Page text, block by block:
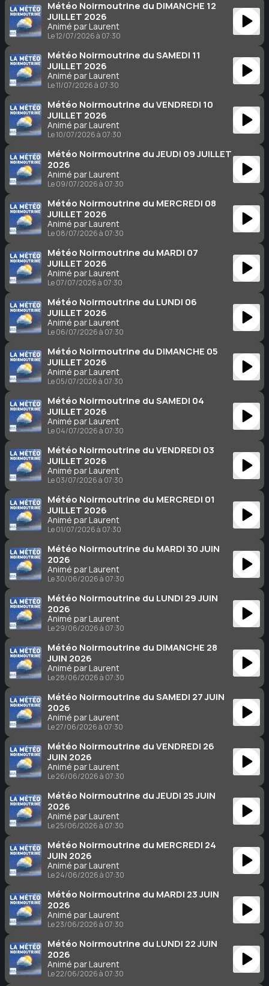
Météo Noirmoutrine du DIMANCHE 12
JUILLET 2026
Animé par Laurent
Le 12/07/2026 à 07:30
Météo Noirmoutrine du SAMEDI 11
JUILLET 2026
Animé par Laurent
Le 11/07/2026 à 07:30
Météo Noirmoutrine du VENDREDI 10
JUILLET 2026
Animé par Laurent
Le 10/07/2026 à 07:30
Météo Noirmoutrine du JEUDI 09 JUILLET
2026
Animé par Laurent
Le 09/07/2026 à 07:30
Météo Noirmoutrine du MERCREDI 08
JUILLET 2026
Animé par Laurent
Le 08/07/2026 à 07:30
Météo Noirmoutrine du MARDI 07
JUILLET 2026
Animé par Laurent
Le 07/07/2026 à 07:30
Météo Noirmoutrine du LUNDI 06
JUILLET 2026
Animé par Laurent
Le 06/07/2026 à 07:30
Météo Noirmoutrine du DIMANCHE 05
JUILLET 2026
Animé par Laurent
Le 05/07/2026 à 07:30
Météo Noirmoutrine du SAMEDI 04
JUILLET 2026
Animé par Laurent
Le 04/07/2026 à 07:30
Météo Noirmoutrine du VENDREDI 03
JUILLET 2026
Animé par Laurent
Le 03/07/2026 à 07:30
Météo Noirmoutrine du MERCREDI 01
JUILLET 2026
Animé par Laurent
Le 01/07/2026 à 07:30
Météo Noirmoutrine du MARDI 30 JUIN
2026
Animé par Laurent
Le 30/06/2026 à 07:30
Météo Noirmoutrine du LUNDI 29 JUIN
2026
Animé par Laurent
Le 29/06/2026 à 07:30
Météo Noirmoutrine du DIMANCHE 28
JUIN 2026
Animé par Laurent
Le 28/06/2026 à 07:30
Météo Noirmoutrine du SAMEDI 27 JUIN
2026
Animé par Laurent
Le 27/06/2026 à 07:30
Météo Noirmoutrine du VENDREDI 26
JUIN 2026
Animé par Laurent
Le 26/06/2026 à 07:30
Météo Noirmoutrine du JEUDI 25 JUIN
2026
Animé par Laurent
Le 25/06/2026 à 07:30
Météo Noirmoutrine du MERCREDI 24
JUIN 2026
Animé par Laurent
Le 24/06/2026 à 07:30
Météo Noirmoutrine du MARDI 23 JUIN
2026
Animé par Laurent
Le 23/06/2026 à 07:30
Météo Noirmoutrine du LUNDI 22 JUIN
2026
Animé par Laurent
Le 22/06/2026 à 07:30